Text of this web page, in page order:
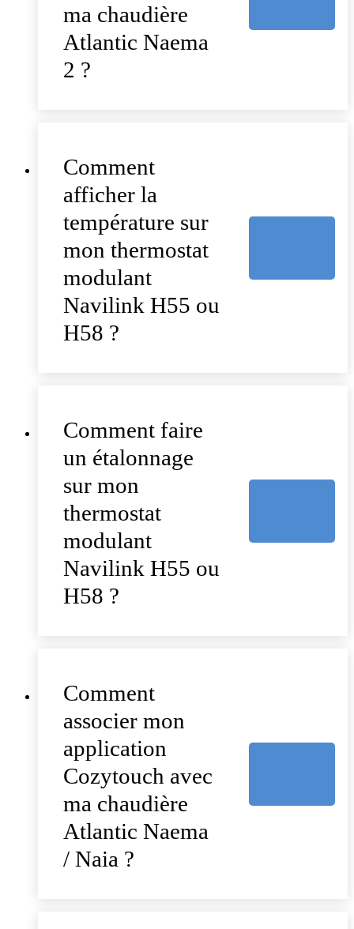
ma chaudière
Atlantic Naema
2 ?
Comment
afficher la
température sur
mon thermostat
modulant
Navilink H55 ou
H58 ?
Comment faire
un étalonnage
sur mon
thermostat
modulant
Navilink H55 ou
H58 ?
Comment
associer mon
application
Cozytouch avec
ma chaudière
Atlantic Naema
/ Naia ?